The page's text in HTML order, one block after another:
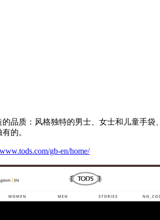
的品质：风格独特的男士、女士和儿童手
的。
gb-en/home/